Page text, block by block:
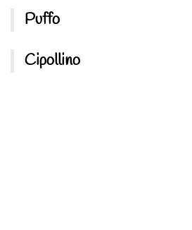
Puffo
Cipollino